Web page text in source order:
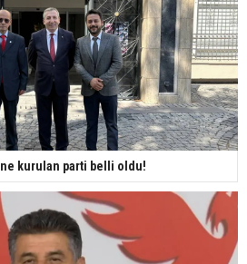
kurulan parti belli oldu!